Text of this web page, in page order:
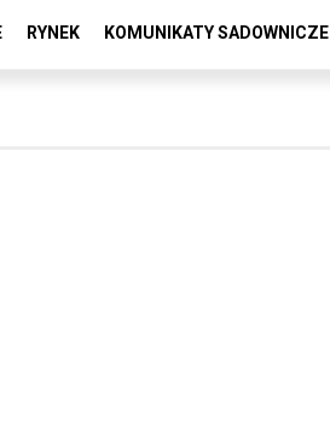
RYNEK KOMUNIKATY SADOWNICZE